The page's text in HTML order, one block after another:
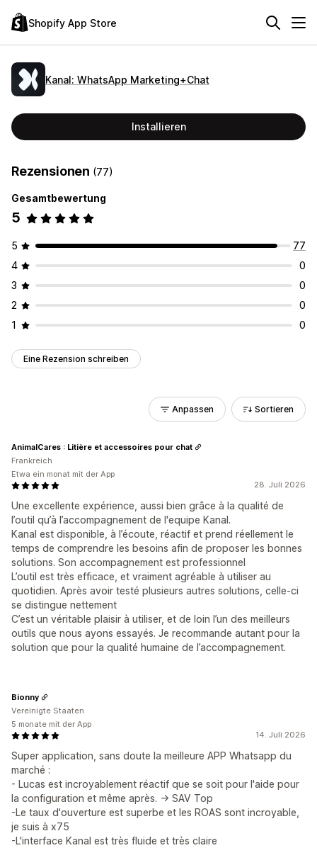
Shopify App Store
Kanal: WhatsApp Marketing+Chat
Installieren
Rezensionen (77)
Gesamtbewertung
5
5
77
4
0
3
0
2
0
1
0
Eine Rezension schreiben
Anpassen Sortieren
28. Juli 2026
Une excellente expérience, aussi bien grâce à la qualité de
l’outil qu’à l’accompagnement de l'equipe Kanal.
Kanal est disponible, à l’écoute, réactif et prend réellement le
temps de comprendre les besoins afin de proposer les bonnes
solutions. Son accompagnement est professionnel
L’outil est très efficace, et vraiment agréable à utiliser au
quotidien. Après avoir testé plusieurs autres solutions, celle-ci
se distingue nettement
C’est un véritable plaisir à utiliser, et de loin l’un des meilleurs
outils que nous ayons essayés. Je recommande autant pour la
solution que pour la qualité humaine de l’accompagnement.
AnimalCares : Litière et accessoires pour chat
Frankreich
Etwa ein monat mit der App
14. Juli 2026
Super application, sans doute la meilleure APP Whatsapp du
marché :
- Lucas est incroyablement réactif que se soit pour l'aide pour
la configuration et même après. -> SAV Top
-Le taux d'ouverture est superbe et les ROAS sont incroyable,
je suis à x75
-L'interface Kanal est très fluide et très claire
Bionny
Vereinigte Staaten
5 monate mit der App